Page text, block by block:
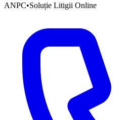
ANPC•Soluție Litigii Online